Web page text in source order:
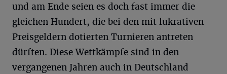
und am Ende seien es doch fast immer die
gleichen Hundert, die bei den mit lukrativen
Preisgeldern dotierten Turnieren antreten
dürften. Diese Wettkämpfe sind in den
vergangenen Jahren auch in Deutschland